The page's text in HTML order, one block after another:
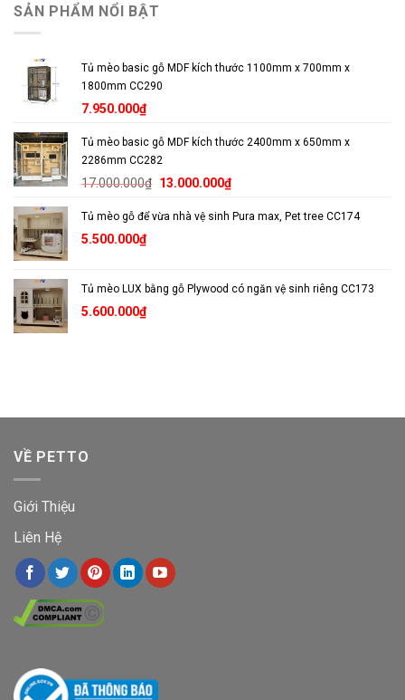
SẢN PHẨM NỔI BẬT
Tủ mèo basic gỗ MDF kích thước 1100mm x 700mm x
1800mm CC290
7.950.000₫
Tủ mèo basic gỗ MDF kích thước 2400mm x 650mm x
2286mm CC282
17.000.000₫ Giá
là:
13.000.000₫Giá
tại
Tủ mèo gỗ để vừa nhà vệ sinh Pura max, Pet tree CC174
5.500.000₫
Tủ mèo LUX bằng gỗ Plywood có ngăn vệ sinh riêng CC173
5.600.000₫
VỀ PETTO
Giới Thiệu
Liên Hệ